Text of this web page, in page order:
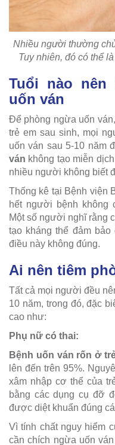
Nhiều người thường
Tuy nhiên, đó có thể
Tuổi nào nên
uốn ván
Để phòng ngừa uốn
trẻ em sau sinh, mọi
uốn ván sau 5-10 năm
ván không tạo miễn
nhiều người không biết
Thống kê tại Bệnh viện
hết người bệnh không
Một số người nghĩ rằng
tạo kháng thể đảm
điều này không đúng.
Ai nên tiêm
Tất cả mọi người đều
10 năm, trong đó, đặc
cao như:
Phụ nữ có thai:
Bệnh uốn ván rốn ở
lên đến trên 95%.
xâm nhập cơ thể của
bằng các dụng cụ đỡ
được diệt khuẩn đúng
Vì tính chất nguy hiểm
cần chích ngừa uốn